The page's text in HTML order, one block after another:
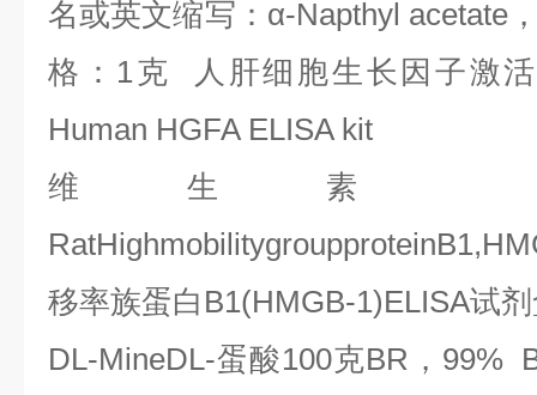
名或英文缩写：α-Napthyl acetate
格： 1克
人肝细胞生长因子激
Human HGFA ELISA kit
维生素
移率族蛋白 B1(HMGB-1)ELISA试
DL-MineDL-蛋酸100克BR ， 99%